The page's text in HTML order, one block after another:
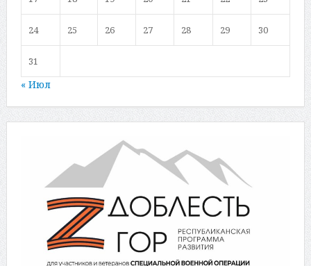
24 25 26 27 28 29 30
31
« Июл